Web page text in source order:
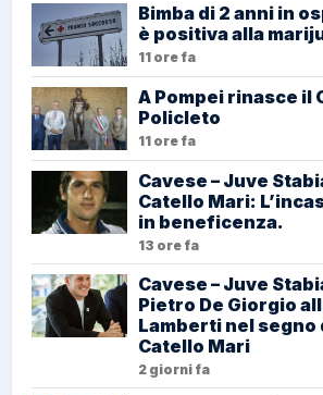
Bimba di 2 anni in
è positiva alla
11 ore fa
A Pompei rinasce il
Policleto
11 ore fa
Cavese – Juve
Catello Mari:
in beneficenza.
13 ore fa
Cavese – Juve
Pietro De Giorgio
Lamberti nel segno
Catello Mari
2 giorni fa